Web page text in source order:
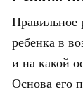
Правильное
ребенка в
и на какой
Основа его